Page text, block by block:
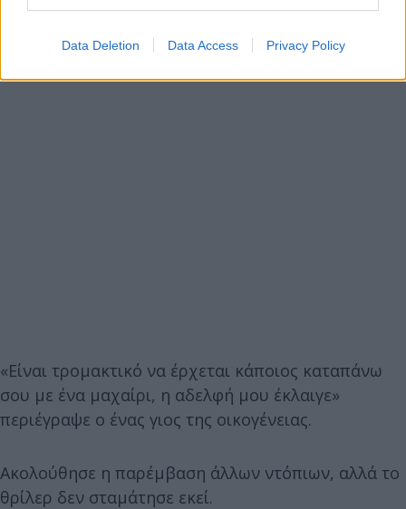
Data Deletion Data Access Privacy Policy
τους ο 35χρονος κρητικός επιτέθηκε με μανία
εναντίον τους με μαχαίρι που είχε λάμα 20 – 25
«Είναι τρομακτικό να έρχεται κάποιος καταπάνω
σου με ένα μαχαίρι, η αδελφή μου έκλαιγε»
περιέγραψε ο ένας γιος της οικογένειας.
Ακολούθησε η παρέμβαση άλλων ντόπιων, αλλά το
θρίλερ δεν σταμάτησε εκεί.